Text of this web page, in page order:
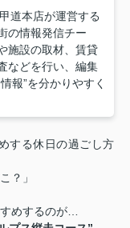
道本店が運営する
の情報発信チー
施設の取材、賃貸
などを行い、編集
報”を分かりやすく
する休日の過ごし方
？」
めするのが…